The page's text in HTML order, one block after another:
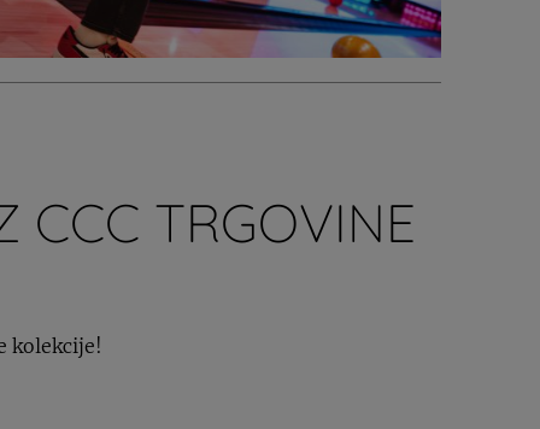
CCC TRGOVINE
kolekcije!